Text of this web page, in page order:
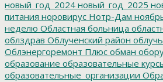
новый_год_2024 новый_год_2025
питания норовирус Нотр-Дам
неделю Областная больница
облздрав Облученский район
Облэнергоремонт Плюс обман
образование образовательные
образовательные_организации